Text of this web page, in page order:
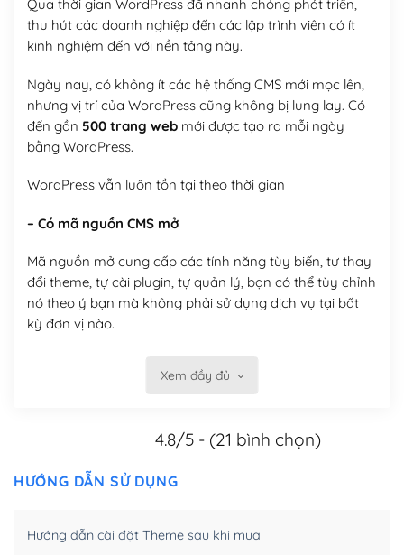
Qua thời gian WordPress đã nhanh chóng phát triển,
thu hút các doanh nghiệp đến các lập trình viên có ít
kinh nghiệm đến với nền tảng này.
Ngày nay, có không ít các hệ thống CMS mới mọc lên,
nhưng vị trí của WordPress cũng không bị lung lay. Có
đến gần 500 trang webmới được tạo ra mỗi ngày
bằng WordPress.
WordPress vẫn luôn tồn tại theo thời gian
– Có mã nguồn CMS mở
Mã nguồn mở cung cấp các tính năng tùy biến, tự thay
đổi theme, tự cài plugin, tự quản lý, bạn có thể tùy chỉnh
nó theo ý bạn mà không phải sử dụng dịch vụ tại bất
kỳ đơn vị nào.
Việc của bạn là đăng ký một tên miền và hosting để
hóa nội dung cho SEO.
Xem đầy đủ
4.8/5 - (21 bình chọn)
HƯỚNG DẪN SỬ DỤNG
Hướng dẫn cài đặt Theme sau khi mua